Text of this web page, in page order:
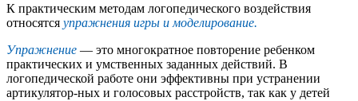
К практическим методам логопедического воздействия
относятся упражнения игры и моделирование.
Упражнение — это многократное повторение ребенком
практических и умственных заданных действий. В
логопедической работе они эффективны при устранении
артикулятор-ных и голосовых расстройств, так как у детей